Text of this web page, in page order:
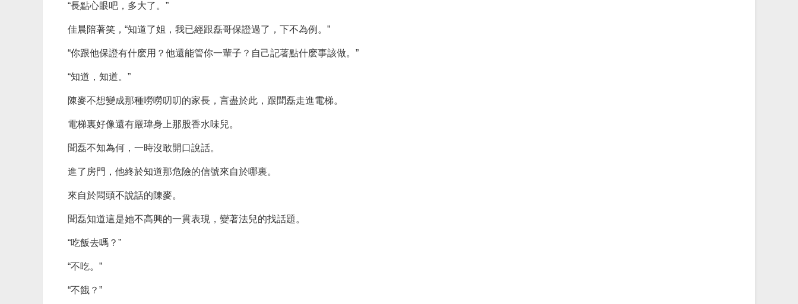
“長點心眼吧，多大了。”
佳晨陪著笑，“知道了姐，我已經跟磊哥保證過了，下不為例。”
“你跟他保證有什麽用？他還能管你一輩子？自己記著點什麽事該做。”
“知道，知道。”
陳麥不想變成那種嘮嘮叨叨的家長，言盡於此，跟聞磊走進電梯。
電梯裏好像還有嚴瑋身上那股香水味兒。
聞磊不知為何，一時沒敢開口說話。
進了房門，他終於知道那危險的信號來自於哪裏。
來自於悶頭不說話的陳麥。
聞磊知道這是她不高興的一貫表現，變著法兒的找話題。
“吃飯去嗎？”
“不吃。”
“不餓？”